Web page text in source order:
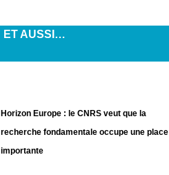
ET AUSSI…
Horizon Europe : le CNRS veut que la
recherche fondamentale occupe une place
importante